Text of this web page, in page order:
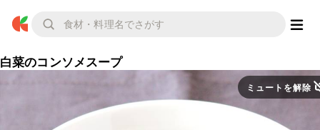
白菜のコンソメスープ
ミュートを解除